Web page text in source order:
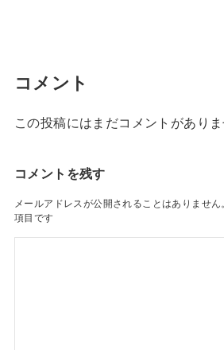
コメント
この投稿にはまだコメントがありま
コメントを残す
メールアドレスが公開されることはありません。
項目です